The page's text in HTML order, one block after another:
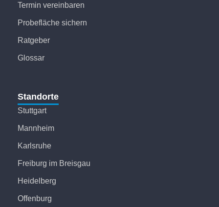
Termin vereinbaren
Probefläche sichern
Ratgeber
Glossar
Standorte
Stuttgart
Mannheim
Karlsruhe
Freiburg im Breisgau
Heidelberg
Offenburg